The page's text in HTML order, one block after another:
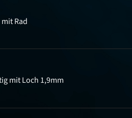
Rad
mit Loch 1,9mm